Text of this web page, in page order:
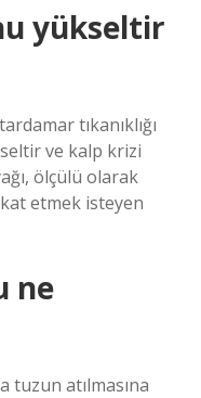
yükseltir
tıkanıklığı
ve kalp krizi
ölçülü olarak
etmek isteyen
ne
atılmasına